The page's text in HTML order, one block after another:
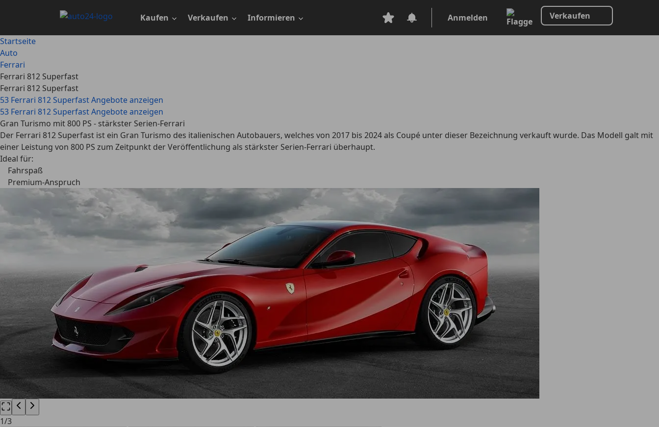
Kaufen Verkaufen Informieren Anmelden Verkaufen
Startseite
Auto
Ferrari
Ferrari 812 Superfast
Ferrari 812 Superfast
53 Ferrari 812 Superfast Angebote anzeigen
53 Ferrari 812 Superfast Angebote anzeigen
Gran Turismo mit 800 PS - stärkster Serien-Ferrari
Der Ferrari 812 Superfast ist ein Gran Turismo des italienischen Autobauers, welches von 2017 bis 2024 als Coupé unter dieser Bezeichnung verkauft wurde. Das Modell galt mit
einer Leistung von 800 PS zum Zeitpunkt der Veröffentlichung als stärkster Serien-Ferrari überhaupt.
Ideal für:
Fahrspaß
Premium-Anspruch
1/3